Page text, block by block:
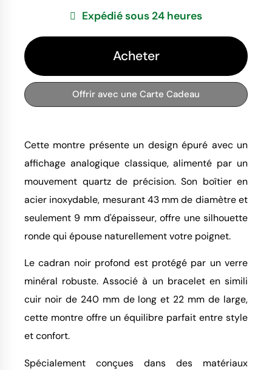
Expédié sous 24 heures
Acheter
Offrir avec une Carte Cadeau
Cette montre présente un design épuré avec un
affichage analogique classique, alimenté par un
mouvement quartz de précision. Son boîtier en
acier inoxydable, mesurant 43 mm de diamètre et
seulement 9 mm d'épaisseur, offre une silhouette
ronde qui épouse naturellement votre poignet.
Le cadran noir profond est protégé par un verre
minéral robuste. Associé à un bracelet en simili
cuir noir de 240 mm de long et 22 mm de large,
cette montre offre un équilibre parfait entre style
et confort.
Spécialement conçues dans des matériaux